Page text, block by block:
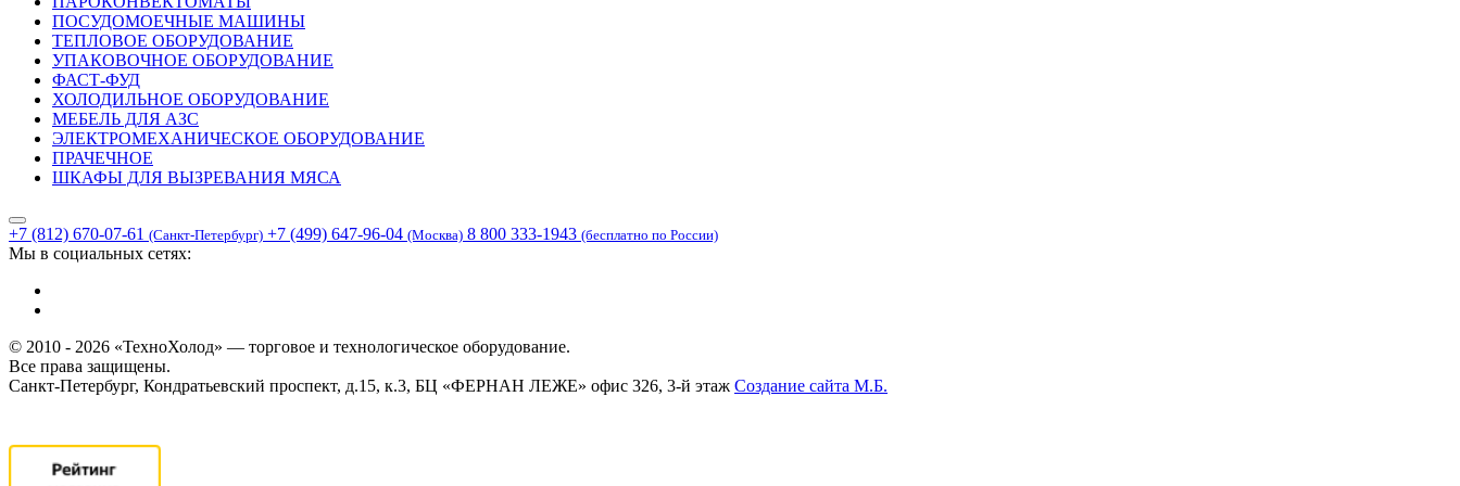
ПОСУДОМОЕЧНЫЕ МАШИНЫ
ТЕПЛОВОЕ ОБОРУДОВАНИЕ
УПАКОВОЧНОЕ ОБОРУДОВАНИЕ
ФАСТ-ФУД
ХОЛОДИЛЬНОЕ ОБОРУДОВАНИЕ
МЕБЕЛЬ ДЛЯ АЗС
ЭЛЕКТРОМЕХАНИЧЕСКОЕ ОБОРУДОВАНИЕ
ПРАЧЕЧНОЕ
ШКАФЫ ДЛЯ ВЫЗРЕВАНИЯ МЯСА
+7 (812) 670-07-61 (Санкт-Петербург) +7 (499) 647-96-04 (Москва) 8 800 333-1943 (бесплатно по России)
Мы в социальных сетях:
© 2010 - 2026 «ТехноХолод» — торговое и технологическое оборудование.
Все права защищены.
Санкт-Петербург, Кондратьевский проспект, д.15, к.3, БЦ «ФЕРНАН ЛЕЖЕ» офис 326, 3-й этаж Создание сайта М.Б.